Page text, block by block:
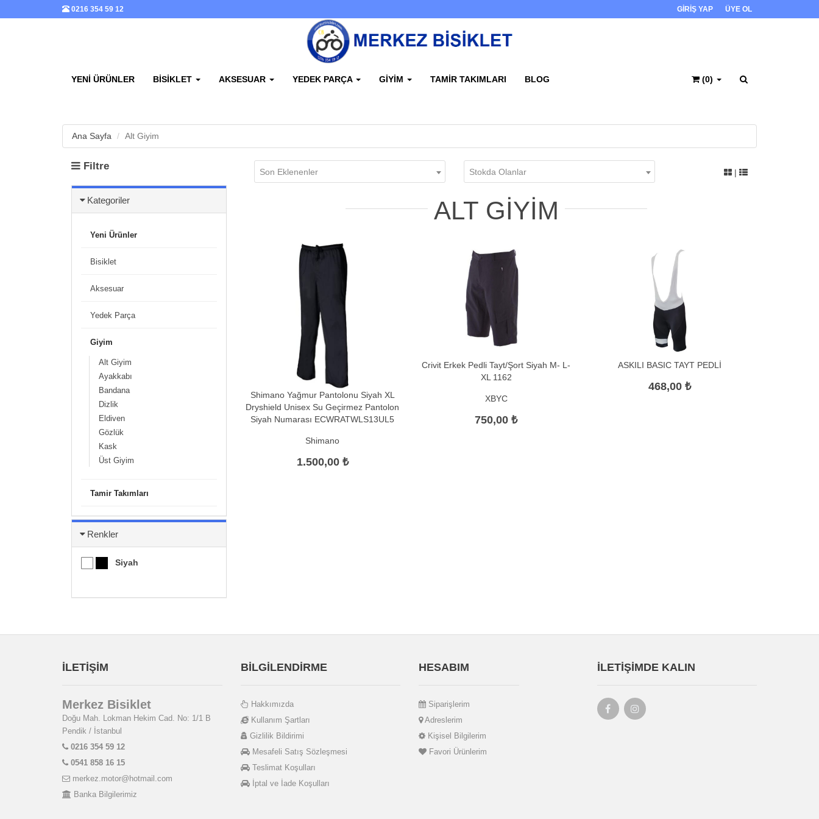
0216 354 59 12 GİRİŞ YAP ÜYE OL
YENI ÜRÜNLER BISIKLET AKSESUAR YEDEK PARÇA GIYIM TAMIR TAKIMLARI BLOG (0)
Ana Sayfa Alt Giyim
Filtre Son Eklenenler Stokda Olanlar |
Kategoriler
Yeni Ürünler
Bisiklet
Aksesuar
Yedek Parça
Giyim
Alt Giyim
Ayakkabı
Bandana
Dizlik
Eldiven
Gözlük
Kask
Üst Giyim
Tamir Takımları
Renkler
Siyah
ALT GIYIM
Shimano Yağmur Pantolonu Siyah XL
Dryshield Unisex Su Geçirmez Pantolon
Siyah Numarası ECWRATWLS13UL5
Shimano
1.500,00 ₺
Crivit Erkek Pedli Tayt/Şort Siyah M- L-
XL 1162
XBYC
750,00 ₺
ASKILI BASIC TAYT PEDLİ
468,00 ₺
İLETİŞİM
Merkez Bisiklet
Doğu Mah. Lokman Hekim Cad. No: 1/1 B
Pendik / İstanbul
0216 354 59 12
0541 858 16 15
merkez.motor@hotmail.com
Banka Bilgilerimiz
BİLGİLENDİRME
Hakkımızda
Kullanım Şartları
Gizlilik Bildirimi
Mesafeli Satış Sözleşmesi
Teslimat Koşulları
İptal ve İade Koşulları
HESABIM
Siparişlerim
Adreslerim
Kişisel Bilgilerim
Favori Ürünlerim
İLETIŞIMDE KALIN